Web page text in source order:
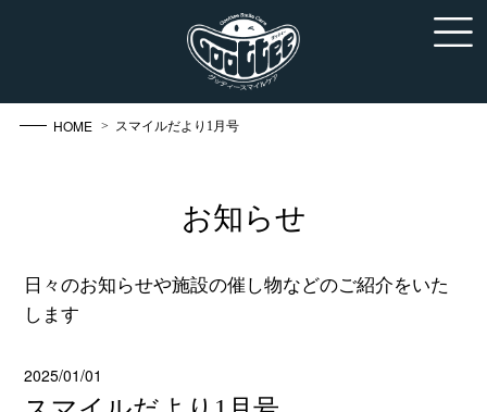
HOME > スマイルだより1月号
お知らせ
日々のお知らせや施設の催し物などのご紹介をいた
します
2025/01/01